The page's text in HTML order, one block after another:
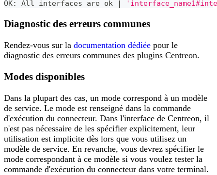
OK: All interfaces are ok |
Diagnostic des erreurs communes
Rendez-vous sur la documentation dédiée pour le
diagnostic des erreurs communes des plugins Centreon.
Modes disponibles
Dans la plupart des cas, un mode correspond à un modèle
de service. Le mode est renseigné dans la commande
d'exécution du connecteur. Dans l'interface de Centreon, il
n'est pas nécessaire de les spécifier explicitement, leur
utilisation est implicite dès lors que vous utilisez un
modèle de service. En revanche, vous devrez spécifier le
mode correspondant à ce modèle si vous voulez tester la
commande d'exécution du connecteur dans votre terminal.